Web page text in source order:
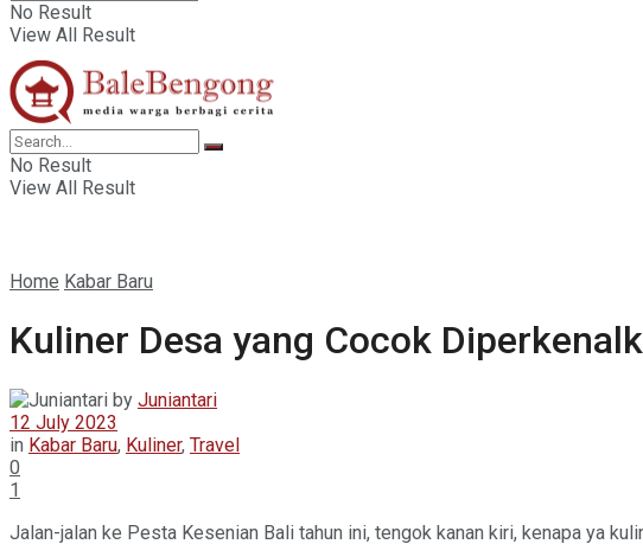
No Result
View All Result
No Result
View All Result
Home Kabar Baru
Kuliner Desa yang Cocok
by Juniantari
12 July 2023
in Kabar Baru, Kuliner, Travel
0
1
Jalan-jalan ke Pesta Kesenian Bali tahun ini, tengok kanan kiri, kenapa ya